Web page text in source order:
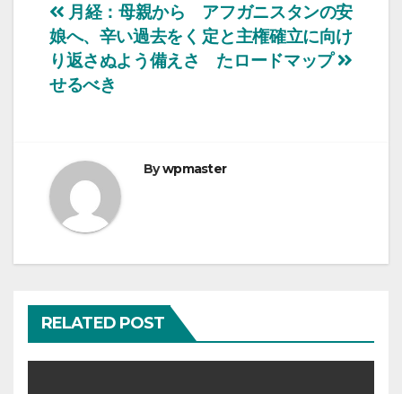
投
稿
ナ
ゲ
ー
シ
ン
アフガニスタンの安
定と主権確立に向け
たロードマップ
月経：母親から
娘へ、辛い過去をく
り返さぬよう備えさ
せるべき
Bywpmaster
RELATED POST